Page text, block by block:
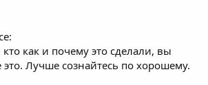
как и почему это сделали, вы
Лучше сознайтесь по хорошему.